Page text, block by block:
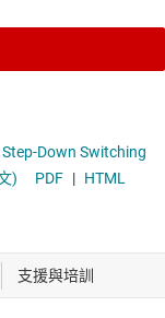
Down Switching
) PDF | HTML